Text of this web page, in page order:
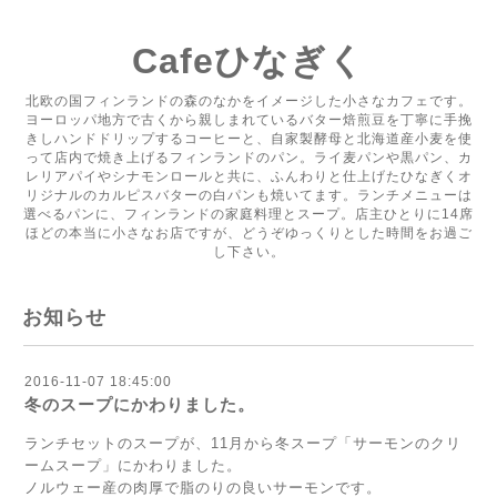
Cafeひなぎく
北欧の国フィンランドの森のなかをイメージした小さなカフェです。
ヨーロッパ地方で古くから親しまれているバター焙煎豆を丁寧に手挽
きしハンドドリップするコーヒーと、自家製酵母と北海道産小麦を使
って店内で焼き上げるフィンランドのパン。ライ麦パンや黒パン、カ
レリアパイやシナモンロールと共に、ふんわりと仕上げたひなぎくオ
リジナルのカルピスバターの白パンも焼いてます。ランチメニューは
選べるパンに、フィンランドの家庭料理とスープ。店主ひとりに14席
ほどの本当に小さなお店ですが、どうぞゆっくりとした時間をお過ご
し下さい。
お知らせ
2016-11-07 18:45:00
冬のスープにかわりました。
ランチセットのスープが、11月から冬スープ「サーモンのクリ
ームスープ」にかわりました。
ノルウェー産の肉厚で脂のりの良いサーモンです。